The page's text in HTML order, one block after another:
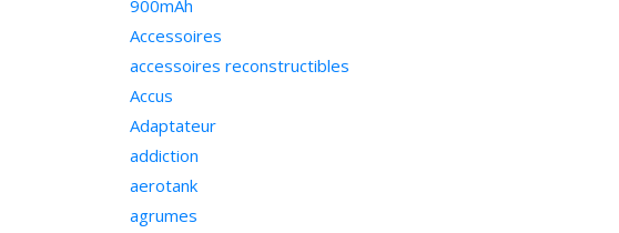
900mAh
Accessoires
accessoires reconstructibles
Accus
Adaptateur
addiction
aerotank
agrumes